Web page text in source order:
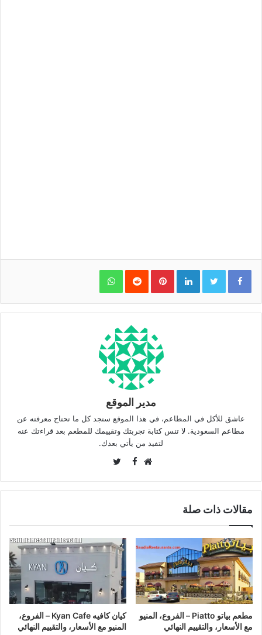
LinkedIn
Pinterest
WhatsApp
مدير الموقع
عاشق للأكل في المطاعم، في هذا الموقع ستجد كل ما تحتاج معرفته عن
مطاعم السعودية. لا تنس كتابة تجربتك وتقييمك للمطعم بعد قراءتك عنه
لتفيد من يأتي بعدك.
Facebook
مقالات ذات صلة
مطعم بياتو Piatto – الفروع، المنيو
مع الأسعار، والتقييم النهائي
كيان كافيه Kyan Cafe – الفروع،
المنيو مع الأسعار، والتقييم النهائي